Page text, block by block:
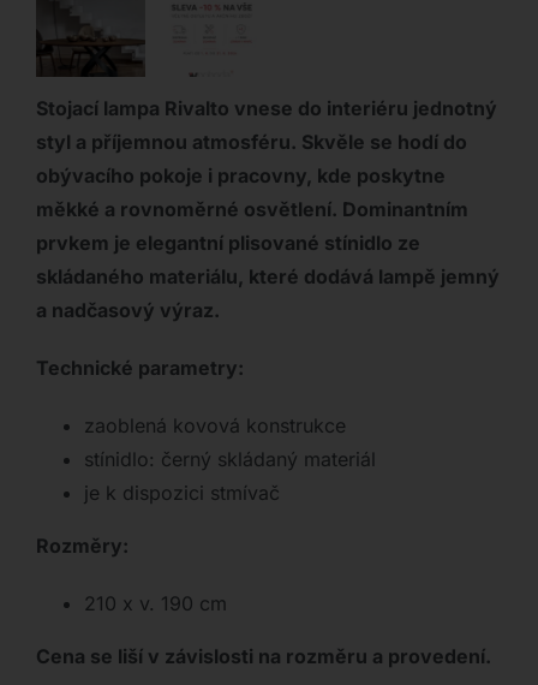
Stojací lampa Rivalto vnese do interiéru jednotný
styl a příjemnou atmosféru. Skvěle se hodí do
obývacího pokoje i pracovny, kde poskytne
měkké a rovnoměrné osvětlení. Dominantním
prvkem je elegantní plisované stínidlo ze
skládaného materiálu, které dodává lampě jemný
a nadčasový výraz.
Technické parametry:
zaoblená kovová konstrukce
stínidlo: černý skládaný materiál
je k dispozici stmívač
Rozměry:
210 x v. 190 cm
Cena se liší v závislosti na rozměru a provedení.